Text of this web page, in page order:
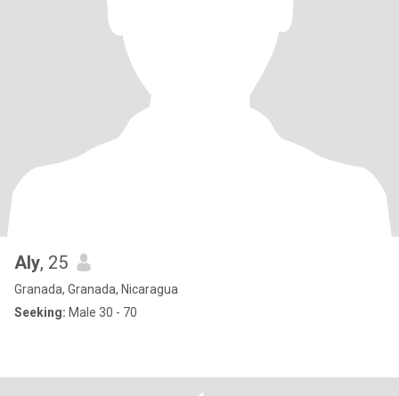
Aly, 25
Granada, Granada, Nicaragua
Seeking: Male 30 - 70